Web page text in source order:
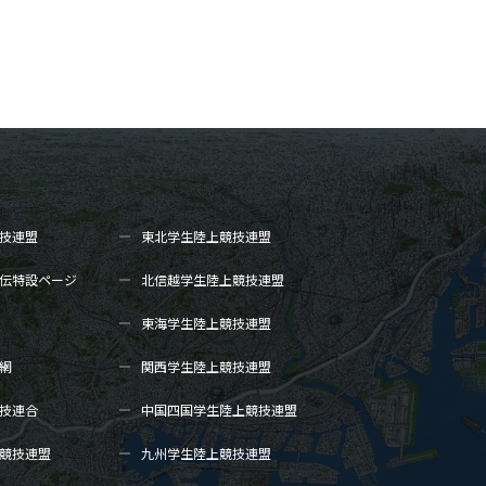
連盟 東北学生陸上競技連盟
特設ページ 北信越学生陸上競技連盟
東海学生陸上競技連盟
関西学生陸上競技連盟
連合 中国四国学生陸上競技連盟
技連盟 九州学生陸上競技連盟